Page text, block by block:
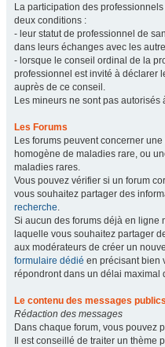
La participation des
deux conditions :
- leur statut de professionnel de
dans leurs échanges avec les
- lorsque le conseil ordinal de la
professionnel est invité à déclarer
auprès de ce conseil.
Les mineurs ne sont pas autorisés
Les Forums
Les forums peuvent concerner
homogène de maladies rare, ou
maladies rares.
Vous pouvez vérifier si un forum
vous souhaitez partager des
recherche.
Si aucun des forums déjà en ligne
laquelle vous souhaitez partager
aux modérateurs de créer un
formulaire dédié en précisant bien
répondront dans un délai maximal
Le contenu des messages publics
Rédaction des messages
Dans chaque forum, vous pouvez
Il est conseillé de traiter un thème